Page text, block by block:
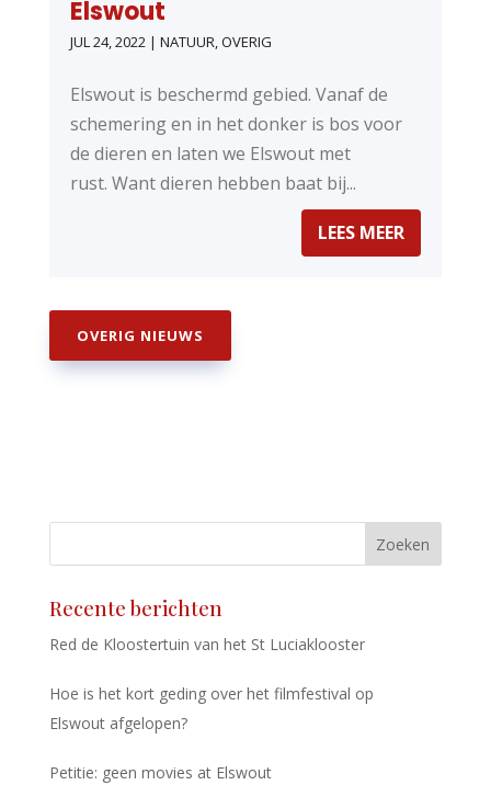
Elswout
JUL 24, 2022| NATUUR,OVERIG
Elswout is beschermd gebied. Vanaf de
schemering en in het donker is bos voor
de dieren en laten we Elswout met
rust. Want dieren hebben baat bij...
LEES MEER
OVERIG NIEUWS
Zoeken
Recente berichten
Red de Kloostertuin van het St Luciaklooster
Hoe is het kort geding over het filmfestival op
Elswout afgelopen?
Petitie: geen movies at Elswout